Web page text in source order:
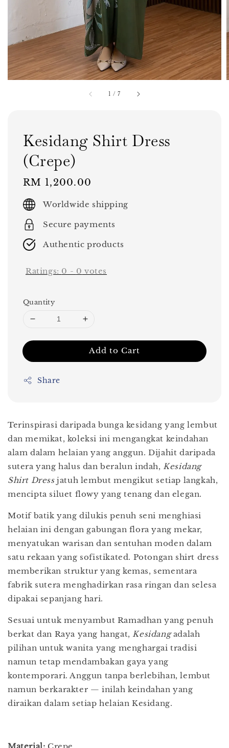
1 /7
Kesidang Shirt Dress
(Crepe)
Regular
price
RM 1,200.00
Worldwide shipping
Secure payments
Authentic products
Ratings: 0 - 0 votes
Quantity
Add to Cart
Share
Terinspirasi daripada bunga kesidang yang lembut
dan memikat, koleksi ini mengangkat keindahan
alam dalam helaian yang anggun. Dijahit daripada
sutera yang halus dan beralun indah, Kesidang
Shirt Dressjatuh lembut mengikut setiap langkah,
mencipta siluet flowy yang tenang dan elegan.
Motif batik yang dilukis penuh seni menghiasi
helaian ini dengan gabungan flora yang mekar,
menyatukan warisan dan sentuhan moden dalam
satu rekaan yang sofistikated. Potongan shirt dress
memberikan struktur yang kemas, sementara
fabrik sutera menghadirkan rasa ringan dan selesa
dipakai sepanjang hari.
Sesuai untuk menyambut Ramadhan yang penuh
berkat dan Raya yang hangat, Kesidangadalah
pilihan untuk wanita yang menghargai tradisi
namun tetap mendambakan gaya yang
kontemporari. Anggun tanpa berlebihan, lembut
namun berkarakter — inilah keindahan yang
diraikan dalam setiap helaian Kesidang.
Material: Crepe